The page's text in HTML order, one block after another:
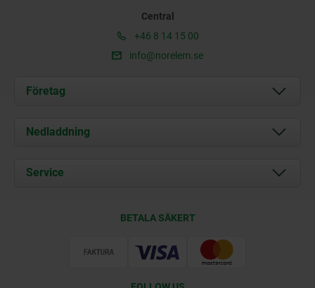
Central
+46 8 14 15 00
info@norelem.se
Företag
Om oss
Kontakt
Nedladdning
Documents
Service
BETALA SÄKERT